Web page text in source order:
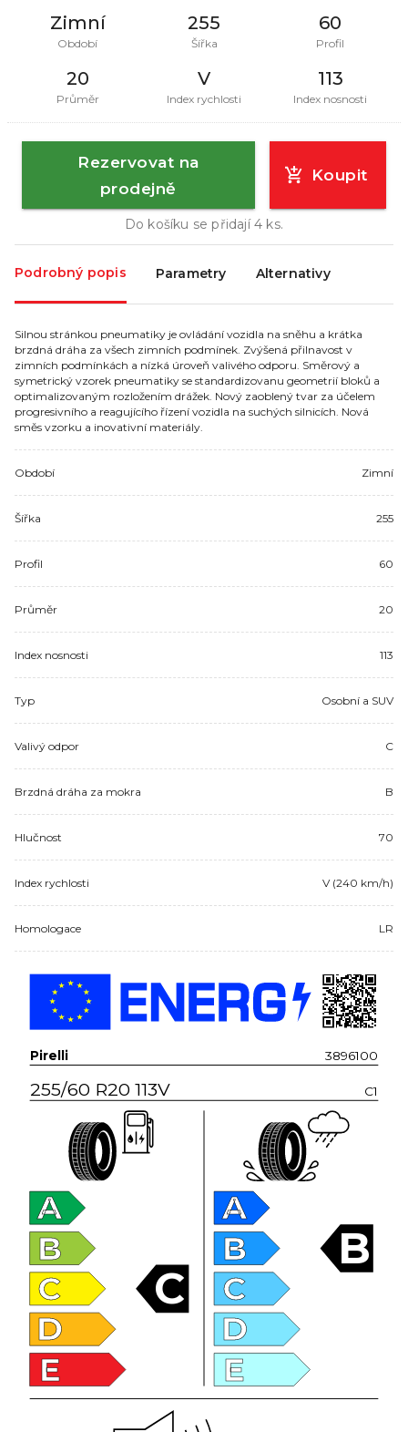
Zimní
Období
255
Šířka
60
Profil
20
Průměr
V
Index rychlosti
113
Index nosnosti
Rezervovat na
prodejně
Koupit
Do košíku se přidají4 ks.
Podrobný popis Parametry Alternativy
Silnou stránkou pneumatiky je ovládání vozidla na sněhu a krátka
brzdná dráha za všech zimních podmínek. Zvýšená přilnavost v
zimních podmínkách a nízká úroveň valivého odporu. Směrový a
symetrický vzorek pneumatiky se standardizovanu geometrií bloků a
optimalizovaným rozložením drážek. Nový zaoblený tvar za účelem
progresivního a reagujícího řízení vozidla na suchých silnicích. Nová
směs vzorku a inovativní materiály.
Období Zimní
Šířka 255
Profil 60
Průměr 20
Index nosnosti 113
Typ Osobní a SUV
Valivý odpor C
Brzdná dráha za mokra B
Hlučnost 70
Index rychlosti V (240 km/h)
Homologace LR
Pirelli 3896100
255/60 R20 113V C1
A
B
C
D
E
C
A
B
C
D
E
B